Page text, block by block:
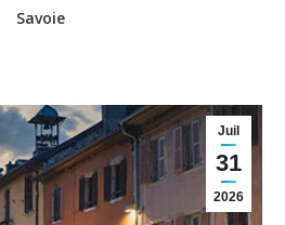
Savoie
Juil
31
2026